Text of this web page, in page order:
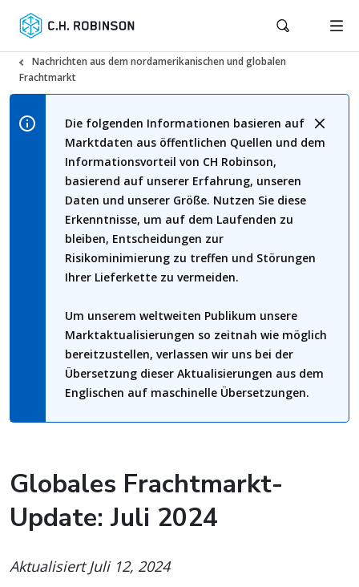
Nachrichten aus dem nordamerikanischen und globalen
Frachtmarkt
Die folgenden Informationen basieren auf
Marktdaten aus öffentlichen Quellen und dem
Informationsvorteil von CH Robinson,
basierend auf unserer Erfahrung, unseren
Daten und unserer Größe. Nutzen Sie diese
Erkenntnisse, um auf dem Laufenden zu
bleiben, Entscheidungen zur
Risikominimierung zu treffen und Störungen
Ihrer Lieferkette zu vermeiden.
Um unserem weltweiten Publikum unsere
Marktaktualisierungen so zeitnah wie möglich
bereitzustellen, verlassen wir uns bei der
Übersetzung dieser Aktualisierungen aus dem
Englischen auf maschinelle Übersetzungen.
Globales Frachtmarkt-
Update: Juli 2024
Aktualisiert Juli 12, 2024